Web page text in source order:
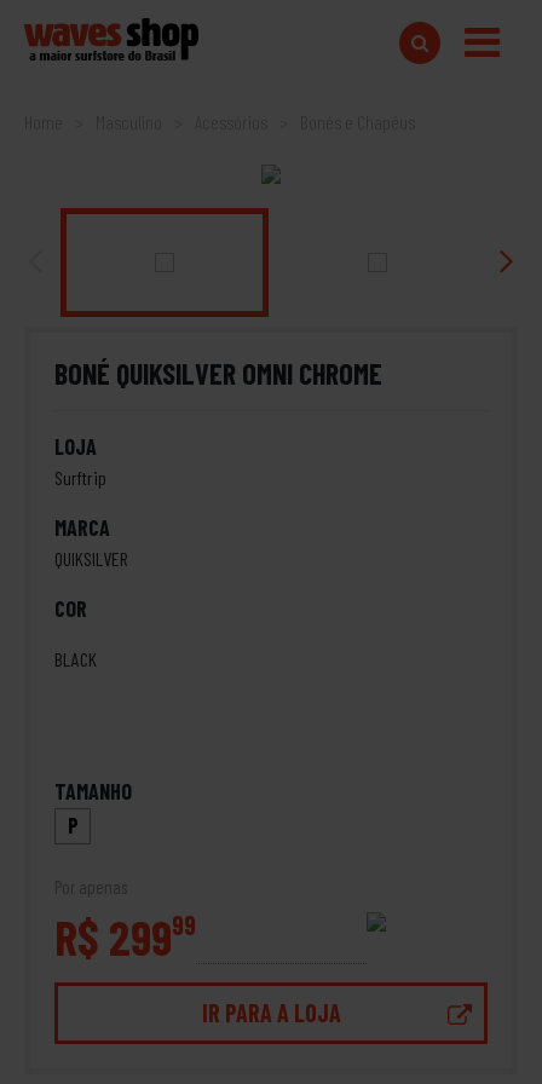
Home
BONÉ QUIKSILVER OMNI CHROME
LOJA
Surftrip
MARCA
QUIKSILVER
COR
BLACK
TAMANHO
P
Por apenas
R$ 29999
IR PARA A LOJA